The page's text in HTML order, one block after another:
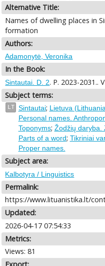
Alternative Title:
Names of dwelling places in
formation
Authors:
Adamonytė, Veronika
In the Book:
Sintautai. D. 2. P. 2023-2031..
Subject terms:
LT Sintautai; Lietuva
Personal names.
Toponyms; Žodžių daryba.
Parts of a word; Tikriniai
Proper names.
Subject area:
Kalbotyra / Linguistics
Permalink:
https://www.lituanistika.lt/
Updated:
2026-04-17 07:54:33
Metrics:
Views: 81